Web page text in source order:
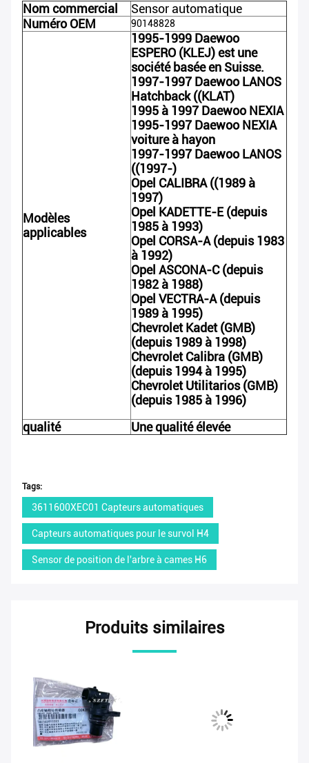
Nom commercial
Sensor automatique
Numéro OEM
90148828
Modèles
applicables
1995-1999 Daewoo
ESPERO (KLEJ) est une
société basée en Suisse.
1997-1997 Daewoo LANOS
Hatchback ((KLAT)
1995 à 1997 Daewoo NEXIA
1995-1997 Daewoo NEXIA
voiture à hayon
1997-1997 Daewoo LANOS
((1997-)
Opel CALIBRA ((1989 à
1997)
Opel KADETTE-E (depuis
1985 à 1993)
Opel CORSA-A (depuis 1983
à 1992)
Opel ASCONA-C (depuis
1982 à 1988)
Opel VECTRA-A (depuis
1989 à 1995)
Chevrolet Kadet (GMB)
(depuis 1989 à 1998)
Chevrolet Calibra (GMB)
(depuis 1994 à 1995)
Chevrolet Utilitarios (GMB)
(depuis 1985 à 1996)
qualité
Une qualité élevée
Tags:
3611600XEC01 Capteurs automatiques
Capteurs automatiques pour le survol H4
Sensor de position de l'arbre à cames H6
Produits similaires